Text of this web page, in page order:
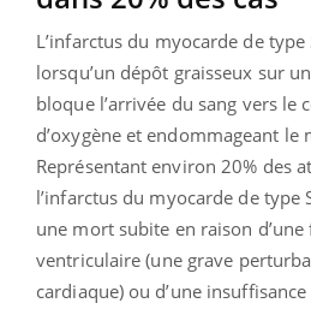
L’infarctus du myocarde de
lorsqu’un dépôt graisseux sur
bloque l’arrivée du sang vers
d’oxygène et endommageant le
Représentant environ 20% des
l’infarctus du myocarde de type
une mort subite en raison
ventriculaire (une grave
cardiaque) ou d’une